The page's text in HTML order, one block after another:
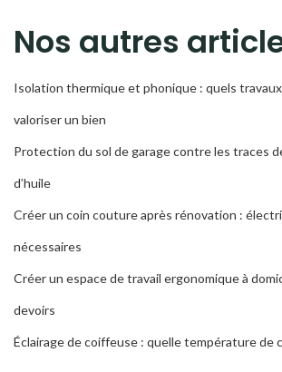
Nos autres
Isolation thermique et phonique : quels
valoriser un bien
Protection du sol de garage contre les traces
d’huile
Créer un coin couture après rénovation :
nécessaires
Créer un espace de travail ergonomique à
devoirs
Éclairage de coiffeuse : quelle température de